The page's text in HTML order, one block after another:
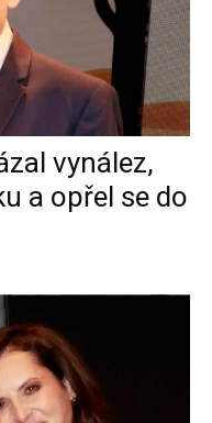
vynález,
a opřel se do